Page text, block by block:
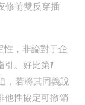
修前雙反穿插
性，非論對于企
引。好比第1
，若將其同義說
他性協定可撤銷